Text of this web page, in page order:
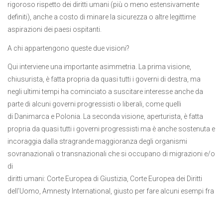
rigoroso rispetto dei diritti umani (più o meno estensivamente
definiti), anche a costo di minare la sicurezza o altre legittime
aspirazioni dei paesi ospitanti.
A chi appartengono queste due visioni?
Qui interviene una importante asimmetria. La prima visione,
chiusurista, è fatta propria da quasi tutti i governi di destra, ma
negli ultimi tempi ha cominciato a suscitare interesse anche da
parte di alcuni governi progressisti o liberali, come quelli
di Danimarca e Polonia. La seconda visione, aperturista, è fatta
propria da quasi tutti i governi progressisti ma è anche sostenuta e
incoraggia dalla stragrande maggioranza degli organismi
sovranazionali o transnazionali che si occupano di migrazioni e/o
di
diritti umani: Corte Europea di Giustizia, Corte Europea dei Diritti
dell’Uomo, Amnesty International, giusto per fare alcuni esempi fra